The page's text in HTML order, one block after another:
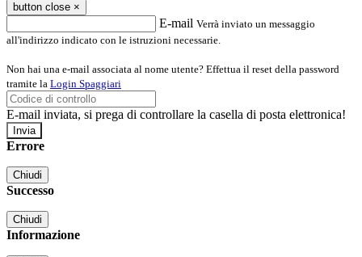
button close ×
E-mail Verrà inviato un messaggio
all'indirizzo indicato con le istruzioni necessarie.
Non hai una e-mail associata al nome utente? Effettua il reset della password
tramite la Login Spaggiari
E-mail inviata, si prega di controllare la casella di posta elettronica!
Errore
Chiudi
Successo
Chiudi
Informazione